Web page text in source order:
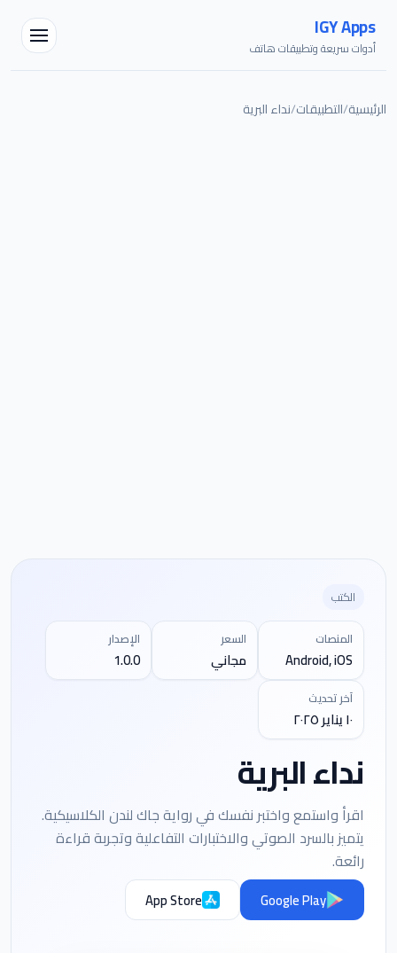
IGY Apps
أدوات سريعة وتطبيقات هاتف
الرئيسية/التطبيقات/نداء البرية
الكتب
المنصات
Android, iOS
السعر
مجاني
الإصدار
1.0.0
آخر تحديث
١٠ يناير ٢٠٢٥
نداء البرية
اقرأ واستمع واختبر نفسك في رواية جاك لندن الكلاسيكية.
يتميز بالسرد الصوتي والاختبارات التفاعلية وتجربة قراءة
رائعة.
Google Play
App Store